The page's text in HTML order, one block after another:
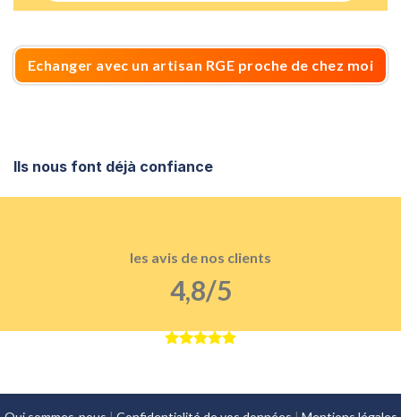
Echanger avec un artisan RGE proche de chez moi
Ils nous font déjà confiance
les avis de nos clients
4,8/5